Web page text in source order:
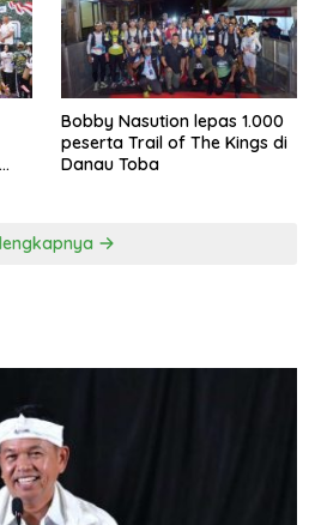
Bobby Nasution lepas 1.000
peserta Trail of The Kings di
Danau Toba